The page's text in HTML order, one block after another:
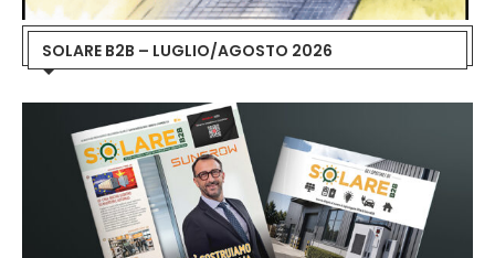
SOLARE B2B – LUGLIO/AGOSTO 2026